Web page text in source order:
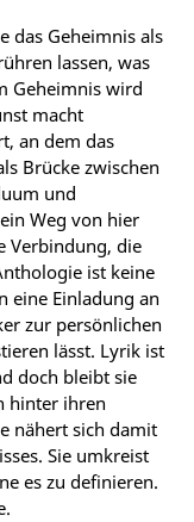
das Geheimnis als
lassen, was
Geheimnis wird
macht
an dem das
Brücke zwischen
und
Weg von hier
Verbindung, die
ist keine
eine Einladung an
zur persönlichen
lässt. Lyrik ist
doch bleibt sie
hinter ihren
nähert sich damit
Sie umkreist
es zu definieren.